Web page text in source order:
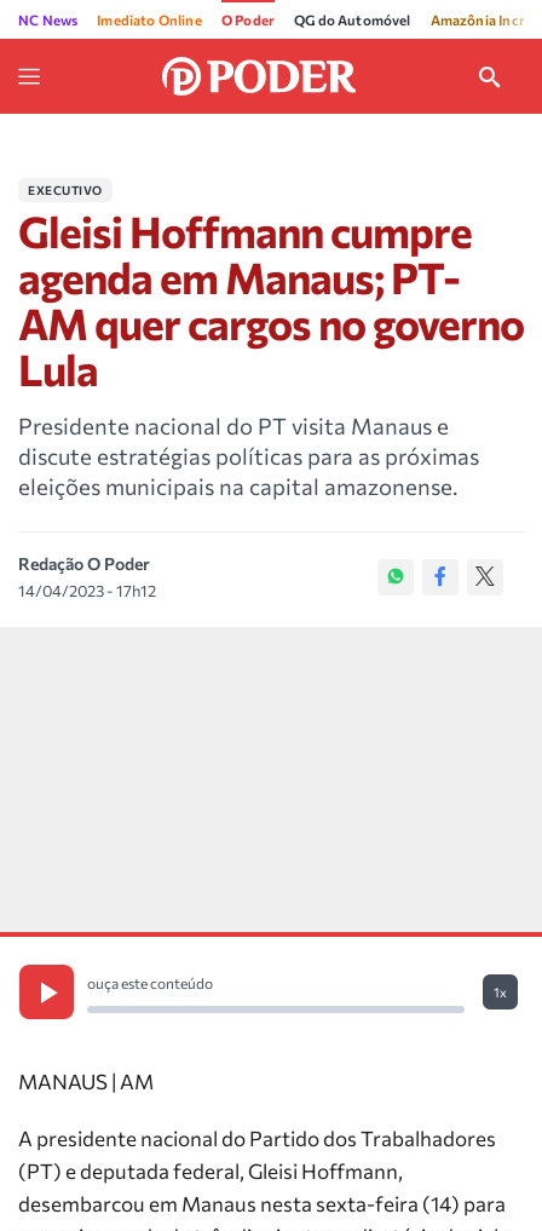
NC News Imediato Online O Poder QG do Automóvel Amazônia
EXECUTIVO
Gleisi Hoffmann cumpre
agenda em Manaus; PT-
AM quer cargos no governo
Lula
Presidente nacional do PT visita Manaus e
discute estratégias políticas para as próximas
eleições municipais na capital amazonense.
Redação O Poder
14/04/2023 - 17h12
ouça este conteúdo
1x
MANAUS | AM
A presidente nacional do Partido dos Trabalhadores
(PT) e deputada federal, Gleisi Hoffmann,
desembarcou em Manaus nesta sexta-feira (14) para